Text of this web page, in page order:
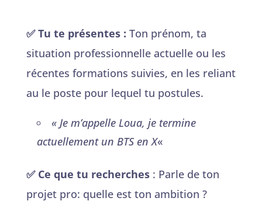
✅ Tu te présentes : Ton prénom, ta
situation professionnelle actuelle ou les
récentes formations suivies, en les reliant
au le poste pour lequel tu postules.
« Je m’appelle Loua, je termine
actuellement un BTS en X«
✅ Ce que tu recherches: Parle de ton
projet pro: quelle est ton ambition ?